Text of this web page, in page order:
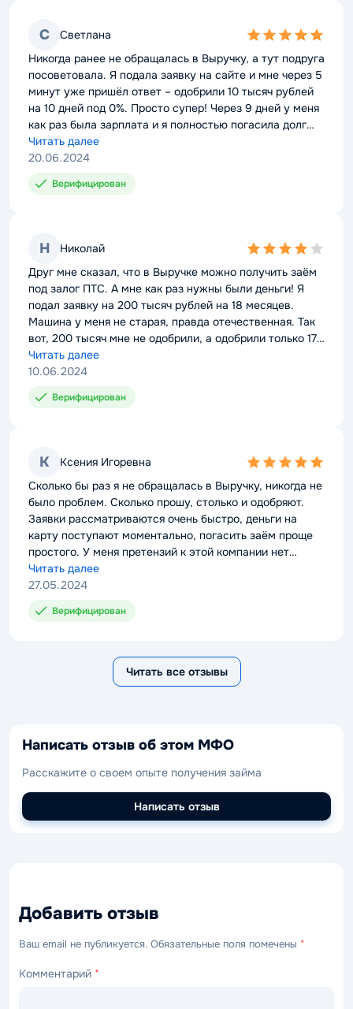
С Светлана
5,0
rating
Никогда ранее не обращалась в Выручку, а тут подруга
посоветовала. Я подала заявку на сайте и мне через 5
минут уже пришёл ответ – одобрили 10 тысяч рублей
на 10 дней под 0%. Просто супер! Через 9 дней у меня
как раз была зарплата и я полностью погасила долг
без процентов. Сколько вязала, столько и отдала.
Просто отлично! Спасибо, буду обращаться ещё!
Читать далее
20.06.2024
Верифицирован
Н Николай
4,0
rating
Друг мне сказал, что в Выручке можно получить заём
под залог ПТС. А мне как раз нужны были деньги! Я
подал заявку на 200 тысяч рублей на 18 месяцев.
Машина у меня не старая, правда отечественная. Так
вот, 200 тысяч мне не одобрили, а одобрили только 170
тысяч, и не на 18 месяцев, а всего лишь на 12. Как то
неправильно это! Кредитная история у меня
непонятно!
Читать далее
10.06.2024
Верифицирован
К Ксения Игоревна
5,0
rating
Сколько бы раз я не обращалась в Выручку, никогда не
было проблем. Сколько прошу, столько и одобряют.
Заявки рассматриваются очень быстро, деньги на
карту поступают моментально, погасить заём проще
простого. У меня претензий к этой компании нет
вообще, обращалась и буду обращаться!
Читать далее
27.05.2024
Верифицирован
Читать все отзывы
Написать отзыв об этом МФО
Расскажите о своем опыте получения займа
Написать отзыв
Добавить отзыв
Ваш email не публикуется. Обязательные поля помечены *
Комментарий *